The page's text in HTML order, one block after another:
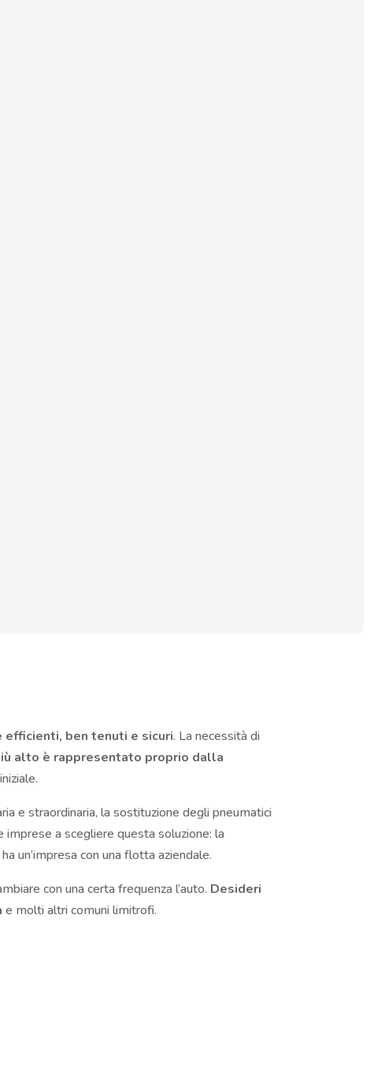
efficienti, ben tenuti e sicuri. La necessità di
alto è rappresentato proprio dalla
e straordinaria, la sostituzione degli pneumatici
a scegliere questa soluzione: la
un’impresa con una flotta aziendale.
con una certa frequenza l’auto. Desideri
e molti altri comuni limitrofi.